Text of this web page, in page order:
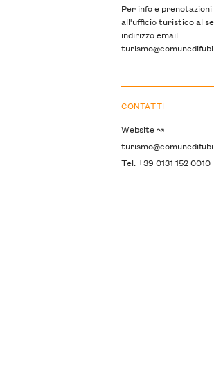
Per info e
all'ufficio turistico al
indirizzo email:
CONTATTI
Website ↝
Tel: +39 0131 152 0010